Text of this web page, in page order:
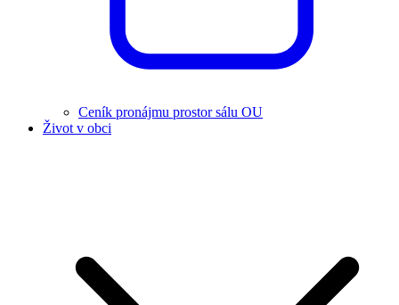
Ceník pronájmu prostor sálu OU
Život v obci